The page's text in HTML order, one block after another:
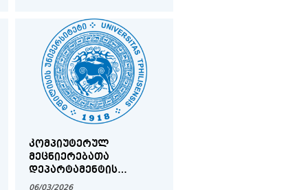
ᲙᲝᲛᲞᲘᲣᲢᲔᲠᲣᲚ
ᲛᲔᲪᲜᲘᲔᲠᲔᲑᲐᲗᲐ
ᲓᲔᲞᲐᲠᲢᲐᲛᲔᲜᲢᲘᲡ
ᲐᲡᲝᲪᲘᲠᲔᲑᲣᲚᲘ
06/03/2026